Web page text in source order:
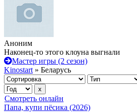
Аноним
Наконец-то этого клоуна выгнали
Мастер игры (2 сезон)
Kinostart » Беларусь
Смотреть онлайн
Папа, купи пёсика (2026)